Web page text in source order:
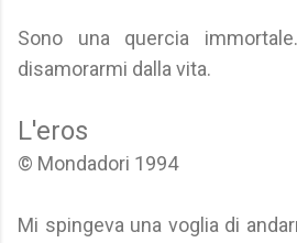
Sono una quercia
disamorarmi dalla vita.
L'eros
© Mondadori 1994
Mi spingeva una voglia di